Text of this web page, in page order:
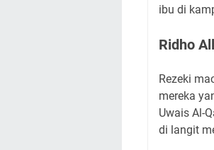
ibu di
Ridho
Rezeki
mereka
Uwais Al-
di langit